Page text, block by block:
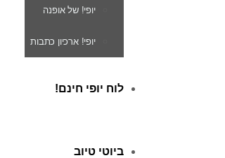
יופי! של אופנה
יופי! ארכיון כתבות
לוח יופי חינם!
ביוטי טיוב